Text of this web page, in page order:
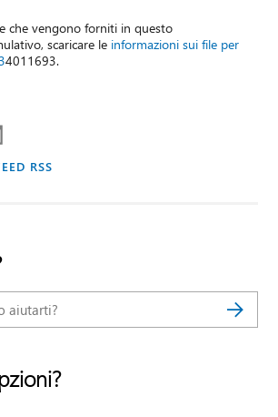
che vengono forniti in questo
scaricare le informazioni sui file per
4011693.
RSS